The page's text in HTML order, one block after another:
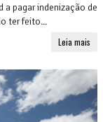
a pagar indenização de
ter feito...
Leia mais